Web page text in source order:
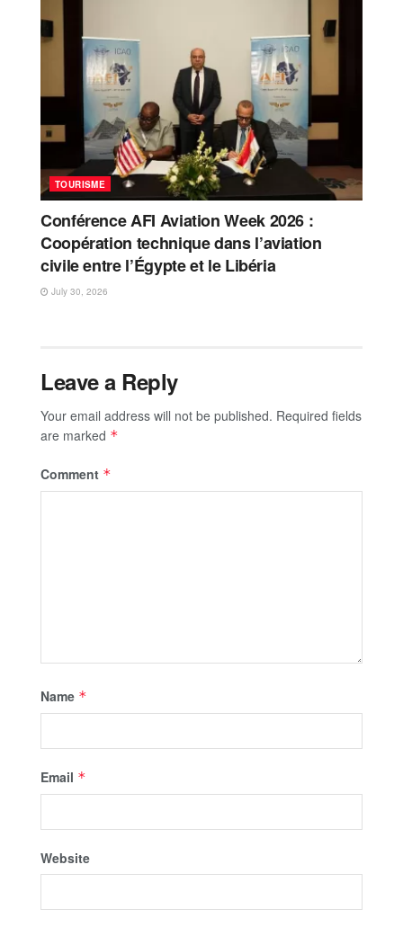
TOURISME
Conférence AFI Aviation Week 2026 :
Coopération technique dans l’aviation
civile entre l’Égypte et le Libéria
July 30, 2026
Leave a Reply
Your email address will not be published. Required fields
are marked *
Comment *
Name *
Email *
Website